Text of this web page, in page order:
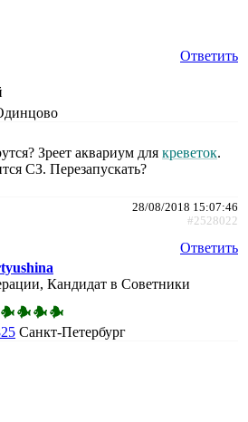
Ответить
Зреет аквариум для креветок.
СЗ. Перезапускать?
28/08/2018 15:07:46
#2528022
Ответить
Кандидат в Советники
Санкт-Петербург